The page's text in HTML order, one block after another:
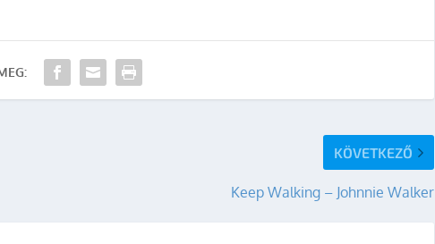
KÖVETKEZŐ
Keep Walking – Johnnie Walker